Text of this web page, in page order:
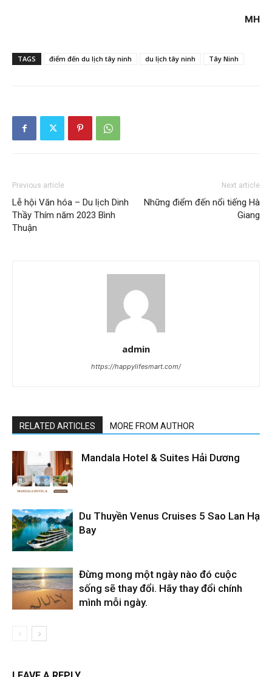
MH
TAGS điểm đến du lịch tây ninh du lịch tây ninh Tây Ninh
Previous article
Lễ hội Văn hóa – Du lịch Dinh
Thầy Thím năm 2023 Bình
Thuận
Next article
Những điểm đến nổi tiếng Hà
Giang
admin
https://happylifesmart.com/
RELATED ARTICLES MORE FROM AUTHOR
Mandala Hotel & Suites Hải Dương
Du Thuyền Venus Cruises 5 Sao Lan Hạ
Bay
Đừng mong một ngày nào đó cuộc
sống sẽ thay đổi. Hãy thay đổi chính
mình mỗi ngày.